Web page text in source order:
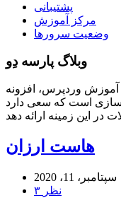
پشتیبانی
مرکز آموزش
وضعیت سرورها
وبلاگ پارسه دِو
آموزش وردپرس، افزونه
سازی است که سعی دارد
هاست ارزان
سپتامبر، 11، 2020
۳ نظر